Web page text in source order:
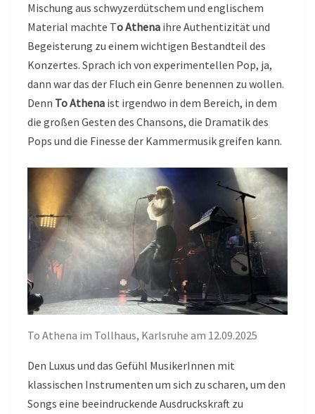
Mischung aus schwyzerdütschem und englischem
Material machte To Athena ihre Authentizität und
Begeisterung zu einem wichtigen Bestandteil des
Konzertes. Sprach ich von experimentellen Pop, ja,
dann war das der Fluch ein Genre benennen zu wollen.
Denn To Athena ist irgendwo in dem Bereich, in dem
die großen Gesten des Chansons, die Dramatik des
Pops und die Finesse der Kammermusik greifen kann.
To Athena im Tollhaus, Karlsruhe am 12.09.2025
Den Luxus und das Gefühl MusikerInnen mit
klassischen Instrumenten um sich zu scharen, um den
Songs eine beeindruckende Ausdruckskraft zu